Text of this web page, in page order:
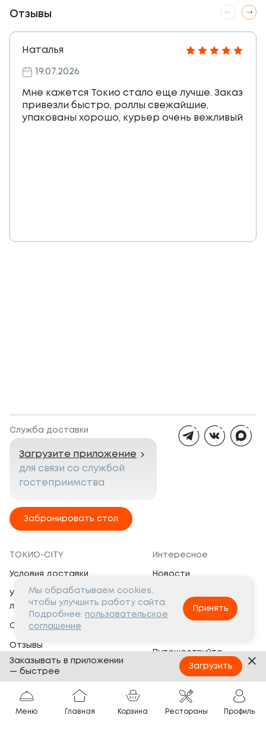
Отзывы
Наталья
19.07.2026
Мне кажется Токио стало еще лучше. Заказ
привезли быстро, роллы свежайшие,
упакованы хорошо, курьер очень вежливый
Служба доставки
Загрузите приложение
для связи со службой
гостеприимства
Забронировать стол
ТОКИО-CITY
Условия доставки
Условия программы
лояльности
Сертификаты
Отзывы
Банкеты
Вопросы и ответы
Интересное
Новости
Вакансии
Социальная жизнь
Путешествуйте
с ТОКИО-CITY
Партнёрам
Франшиза
Меню Главная Корзина Рестораны Профиль
Мы обрабатываем cookies,
чтобы улучшить работу сайта.
Подробнее: пользовательское
соглашение
Принять
Заказывать в приложении
— быстрее
Загрузить